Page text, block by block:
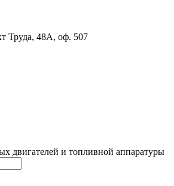
Труда, 48А, оф. 507
двигателей и топливной аппаратуры